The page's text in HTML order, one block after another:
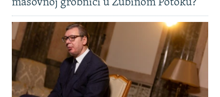
masovnoj grobnici u Zubinom Potoku?